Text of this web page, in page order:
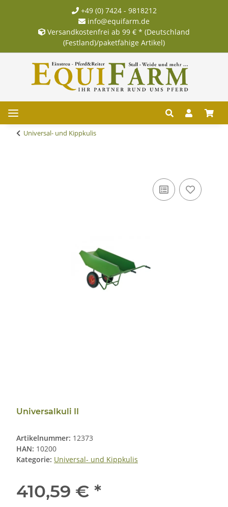
+49 (0) 7424 - 9818212
info@equifarm.de
Versandkostenfrei ab 99 € * (Deutschland
(Festland)/paketfähige Artikel)
Universal- und Kippkulis
Universalkuli II
Artikelnummer: 12373
HAN: 10200
Kategorie: Universal- und Kippkulis
410,59 € *